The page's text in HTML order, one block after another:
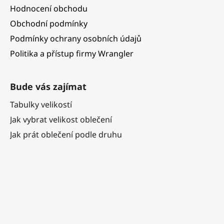
Hodnocení obchodu
Obchodní podmínky
Podmínky ochrany osobních údajů
Politika a přístup firmy Wrangler
Bude vás zajímat
Tabulky velikostí
Jak vybrat velikost oblečení
Jak prát oblečení podle druhu